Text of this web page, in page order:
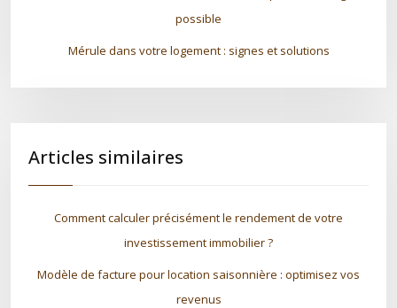
possible
Mérule dans votre logement : signes et solutions
Articles similaires
Comment calculer précisément le rendement de votre
investissement immobilier ?
Modèle de facture pour location saisonnière : optimisez vos
revenus